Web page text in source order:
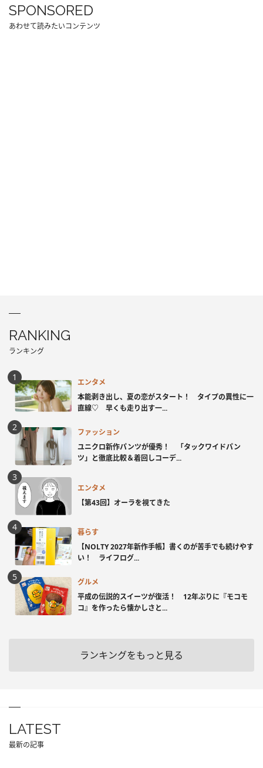
SPONSORED
あわせて読みたいコンテンツ
RANKING
ランキング
エンタメ
本能剥き出し、夏の恋がスタート！ タイプの異性に一
直線♡ 早くも走り出す一...
ファッション
ユニクロ新作パンツが優秀！ 「タックワイドパン
ツ」と徹底比較＆着回しコーデ...
エンタメ
【第43回】オーラを視てきた
暮らす
【NOLTY 2027年新作手帳】書くのが苦手でも続けやす
い！ ライフログ...
グルメ
平成の伝説的スイーツが復活！ 12年ぶりに『モコモ
コ』を作ったら懐かしさと...
ランキングをもっと見る
LATEST
最新の記事